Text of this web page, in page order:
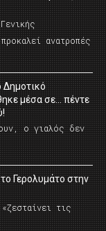
ανατροπές
Δημοτικό
μέσα σε… πέντε
ο γιαλός δεν
Γερολυμάτο στην
τις